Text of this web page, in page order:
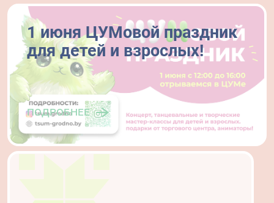
1 июня ЦУМовой праздник
для детей и взрослых!
подробнее